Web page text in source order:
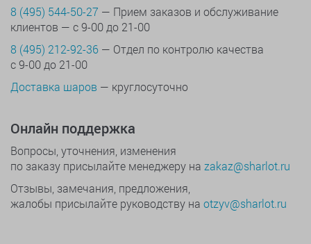
8 (495) 544-50-27 — Прием заказов и обслуживание
клиентов — с 9-00 до 21-00
8 (495) 212-92-36 — Отдел по контролю качества
с 9-00 до 21-00
Доставка шаров — круглосуточно
Онлайн поддержка
Вопросы, уточнения, изменения
по заказу присылайте менеджеру на zakaz@sharlot.ru
Отзывы, замечания, предложения,
жалобы присылайте руководству на otzyv@sharlot.ru